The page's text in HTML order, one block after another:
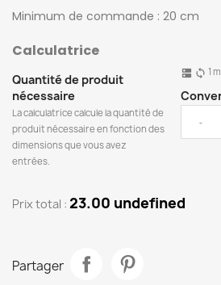
Minimum de commande : 20 cm
Calculatrice
Quantité de produit
nécessaire
La calculatrice calcule la quantité de
produit nécessaire en fonction des
dimensions que vous avez
entrées.
dns sync 1 m
-
Prix ​​total : 23.00 undefined
Partager